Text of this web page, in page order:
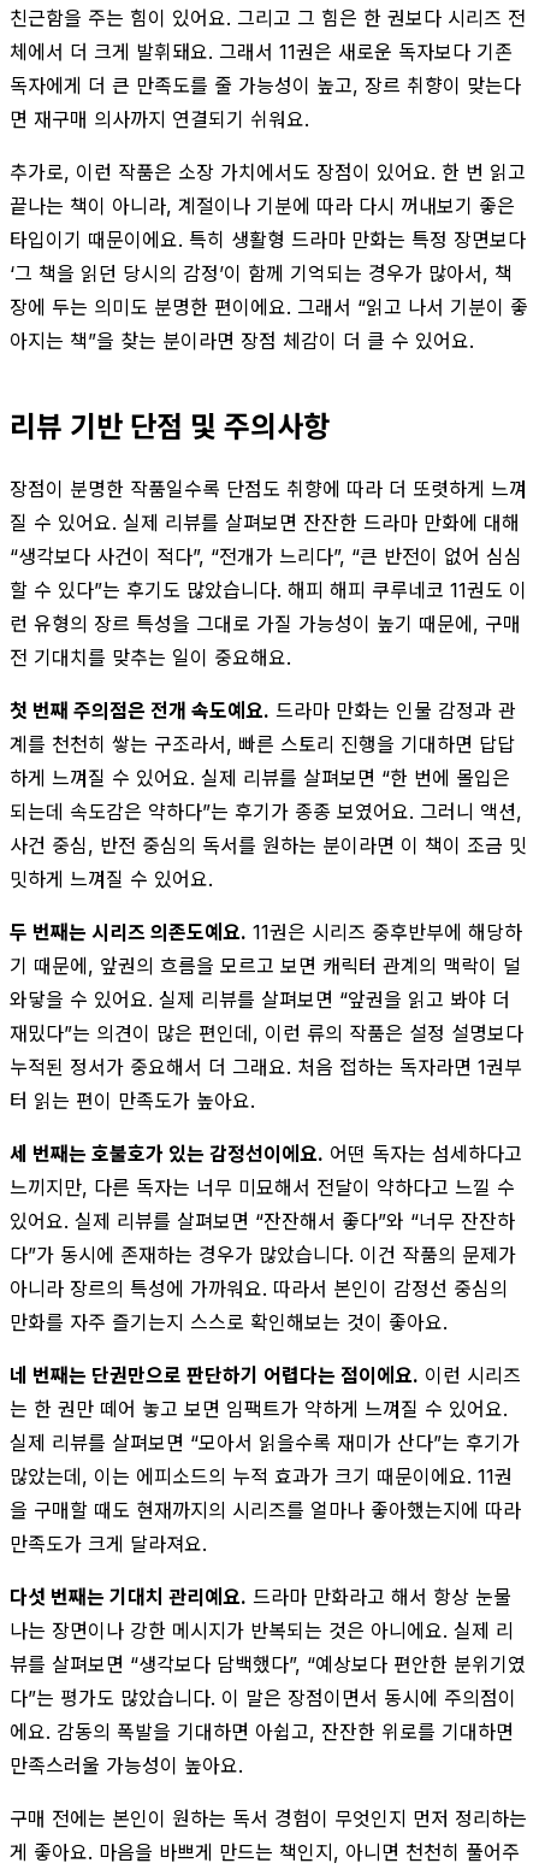
친근함을 주는 힘이 있어요. 그리고 그 힘은 한 권보다 시리즈 전
체에서 더 크게 발휘돼요. 그래서 11권은 새로운 독자보다 기존
독자에게 더 큰 만족도를 줄 가능성이 높고, 장르 취향이 맞는다
면 재구매 의사까지 연결되기 쉬워요.
추가로, 이런 작품은 소장 가치에서도 장점이 있어요. 한 번 읽고
끝나는 책이 아니라, 계절이나 기분에 따라 다시 꺼내보기 좋은
타입이기 때문이에요. 특히 생활형 드라마 만화는 특정 장면보다
‘그 책을 읽던 당시의 감정’이 함께 기억되는 경우가 많아서, 책
장에 두는 의미도 분명한 편이에요. 그래서 “읽고 나서 기분이 좋
아지는 책”을 찾는 분이라면 장점 체감이 더 클 수 있어요.
리뷰 기반 단점 및 주의사항
장점이 분명한 작품일수록 단점도 취향에 따라 더 또렷하게 느껴
질 수 있어요. 실제 리뷰를 살펴보면 잔잔한 드라마 만화에 대해
“생각보다 사건이 적다”, “전개가 느리다”, “큰 반전이 없어 심심
할 수 있다”는 후기도 많았습니다. 해피 해피 쿠루네코 11권도 이
런 유형의 장르 특성을 그대로 가질 가능성이 높기 때문에, 구매
전 기대치를 맞추는 일이 중요해요.
첫 번째 주의점은 전개 속도예요. 드라마 만화는 인물 감정과 관
계를 천천히 쌓는 구조라서, 빠른 스토리 진행을 기대하면 답답
하게 느껴질 수 있어요. 실제 리뷰를 살펴보면 “한 번에 몰입은
되는데 속도감은 약하다”는 후기가 종종 보였어요. 그러니 액션,
사건 중심, 반전 중심의 독서를 원하는 분이라면 이 책이 조금 밋
밋하게 느껴질 수 있어요.
두 번째는 시리즈 의존도예요. 11권은 시리즈 중후반부에 해당하
기 때문에, 앞권의 흐름을 모르고 보면 캐릭터 관계의 맥락이 덜
와닿을 수 있어요. 실제 리뷰를 살펴보면 “앞권을 읽고 봐야 더
재밌다”는 의견이 많은 편인데, 이런 류의 작품은 설정 설명보다
누적된 정서가 중요해서 더 그래요. 처음 접하는 독자라면 1권부
터 읽는 편이 만족도가 높아요.
세 번째는 호불호가 있는 감정선이에요. 어떤 독자는 섬세하다고
느끼지만, 다른 독자는 너무 미묘해서 전달이 약하다고 느낄 수
있어요. 실제 리뷰를 살펴보면 “잔잔해서 좋다”와 “너무 잔잔하
다”가 동시에 존재하는 경우가 많았습니다. 이건 작품의 문제가
아니라 장르의 특성에 가까워요. 따라서 본인이 감정선 중심의
만화를 자주 즐기는지 스스로 확인해보는 것이 좋아요.
네 번째는 단권만으로 판단하기 어렵다는 점이에요. 이런 시리즈
는 한 권만 떼어 놓고 보면 임팩트가 약하게 느껴질 수 있어요.
실제 리뷰를 살펴보면 “모아서 읽을수록 재미가 산다”는 후기가
많았는데, 이는 에피소드의 누적 효과가 크기 때문이에요. 11권
을 구매할 때도 현재까지의 시리즈를 얼마나 좋아했는지에 따라
만족도가 크게 달라져요.
다섯 번째는 기대치 관리예요. 드라마 만화라고 해서 항상 눈물
나는 장면이나 강한 메시지가 반복되는 것은 아니에요. 실제 리
뷰를 살펴보면 “생각보다 담백했다”, “예상보다 편안한 분위기였
다”는 평가도 많았습니다. 이 말은 장점이면서 동시에 주의점이
에요. 감동의 폭발을 기대하면 아쉽고, 잔잔한 위로를 기대하면
만족스러울 가능성이 높아요.
구매 전에는 본인이 원하는 독서 경험이 무엇인지 먼저 정리하는
게 좋아요. 마음을 바쁘게 만드는 책인지, 아니면 천천히 풀어주